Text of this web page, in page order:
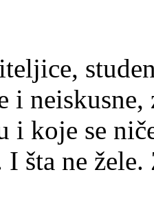
i
i koje se
I šta ne